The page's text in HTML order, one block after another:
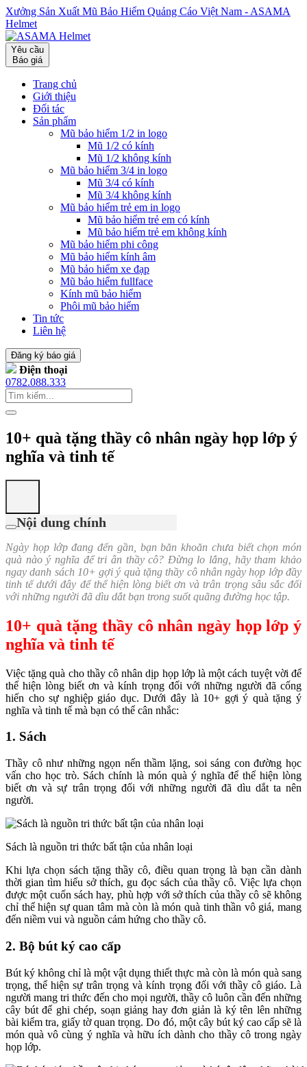
Xưởng Sản Xuất Mũ Bảo Hiểm Quảng Cáo Việt Nam - ASAMA
Helmet
Yêu cầu
Báo giá
Trang chủ
Giới thiệu
Đối tác
Sản phẩm
Mũ bảo hiểm 1/2 in logo
Mũ 1/2 có kính
Mũ 1/2 không kính
Mũ bảo hiểm 3/4 in logo
Mũ 3/4 có kính
Mũ 3/4 không kính
Mũ bảo hiểm trẻ em in logo
Mũ bảo hiểm trẻ em có kính
Mũ bảo hiểm trẻ em không kính
Mũ bảo hiểm phi công
Mũ bảo hiểm kính âm
Mũ bảo hiểm xe đạp
Mũ bảo hiểm fullface
Kính mũ bảo hiểm
Phôi mũ bảo hiểm
Tin tức
Liên hệ
Đăng ký báo giá
Điện thoại
0782.088.333
10+ quà tặng thầy cô nhân ngày họp lớp ý
nghĩa và tinh tế
Nội dung chính
Ngày họp lớp đang đến gần, bạn băn khoăn chưa biết chọn món
quà nào ý nghĩa để tri ân thầy cô? Đừng lo lắng, hãy tham khảo
ngay danh sách 10+ gợi ý quà tặng thầy cô nhân ngày họp lớp đầy
tinh tế dưới đây để thể hiện lòng biết ơn và trân trọng sâu sắc đối
với những người đã dìu dắt bạn trong suốt quãng đường học tập.
10+ quà tặng thầy cô nhân ngày họp lớp ý
nghĩa và tinh tế
Việc tặng quà cho thầy cô nhân dịp họp lớp là một cách tuyệt vời để
thể hiện lòng biết ơn và kính trọng đối với những người đã cống
hiến cho sự nghiệp giáo dục. Dưới đây là 10+ gợi ý quà tặng ý
nghĩa và tinh tế mà bạn có thể cân nhắc:
1. Sách
Thầy cô như những ngọn nến thầm lặng, soi sáng con đường học
vấn cho học trò. Sách chính là món quà ý nghĩa để thể hiện lòng
biết ơn và sự trân trọng đối với những người đã dìu dắt ta nên
người.
Sách là nguồn tri thức bất tận của nhân loại
Khi lựa chọn sách tặng thầy cô, điều quan trọng là bạn cần dành
thời gian tìm hiểu sở thích, gu đọc sách của thầy cô. Việc lựa chọn
được một cuốn sách hay, phù hợp với sở thích của thầy cô sẽ không
chỉ thể hiện sự quan tâm mà còn là món quà tinh thần vô giá, mang
đến niềm vui và nguồn cảm hứng cho thầy cô.
2. Bộ bút ký cao cấp
Bút ký không chỉ là một vật dụng thiết thực mà còn là món quà sang
trọng, thể hiện sự trân trọng và kính trọng đối với thầy cô giáo. Là
người mang tri thức đến cho mọi người, thầy cô luôn cần đến những
cây bút để ghi chép, soạn giảng hay đơn giản là ký tên lên những
bài kiểm tra, giấy tờ quan trọng. Do đó, một cây bút ký cao cấp sẽ là
món quà vô cùng ý nghĩa và hữu ích dành cho thầy cô trong ngày
họp lớp.